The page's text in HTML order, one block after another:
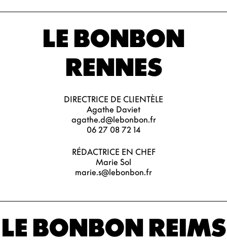
LE BONBON
RENNES
DIRECTRICE DE CLIENTÈLE
Agathe Daviet
agathe.d@lebonbon.fr
06 27 08 72 14
RÉDACTRICE EN CHEF
Marie Sol
marie.s@lebonbon.fr
LE BONBON REIMS